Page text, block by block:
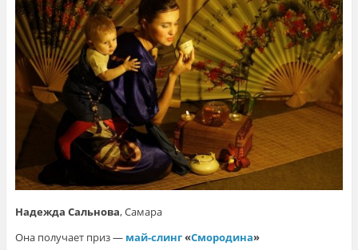
Надежда Сальнова, Самара
Она получает приз — май-слинг«Смородина»